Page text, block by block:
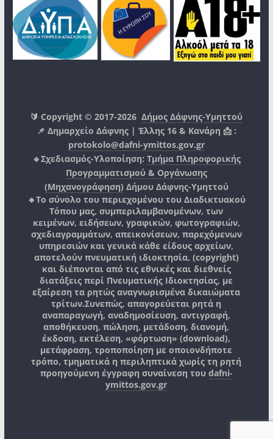
🔰 Copyright © 2017-2026Δήμος Δάφνης-Υμηττού
📌 Δημαρχείο Δάφνης | Έλλης 16 & Κανάρη 📩 :
protokolo@dafni-ymittos.gov.gr
🔹Σχεδιασμός-Υλοποίηση: Τμήμα Πληροφορικής
Προγραμματισμού & Οργάνωσης
(Μηχανογράφηση) Δήμου Δάφνης-Υμηττού
🔸Το σύνολο του περιεχομένου του Διαδικτυακού
Τόπου μας, συμπεριλαμβανομένων, των
κειμένων, ειδήσεων, γραφικών, φωτογραφιών,
σχεδιαγραμμάτων, απεικονίσεων, παρεχόμενων
υπηρεσιών και γενικά κάθε είδους αρχείων,
αποτελούν πνευματική ιδιοκτησία, (copyright)
και διέπονται από τις εθνικές και διεθνείς
διατάξεις περί Πνευματικής Ιδιοκτησίας, με
εξαίρεση τα ρητώς αναγνωρισμένα δικαιώματα
τρίτων.Συνεπώς, απαγορεύεται ρητά η
αναπαραγωγή, αναδημοσίευση, αντιγραφή,
αποθήκευση, πώληση, μετάδοση, διανομή,
έκδοση, εκτέλεση, «φόρτωση» (download),
μετάφραση, τροποποίηση με οποιονδήποτε
τρόπο, τμηματικά η περιληπτικά χωρίς τη ρητή
προηγούμενη έγγραφη συναίνεση του dafni-
ymittos.gov.gr